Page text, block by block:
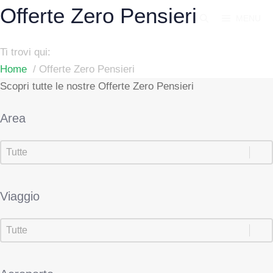
Vai
al
Offerte Zero Pensieri
Ti trovi qui:
Home
Offerte Zero Pensieri
Scopri tutte le nostre Offerte Zero Pensieri
Area
Area
Area
Viaggio
Viaggio
Viaggio